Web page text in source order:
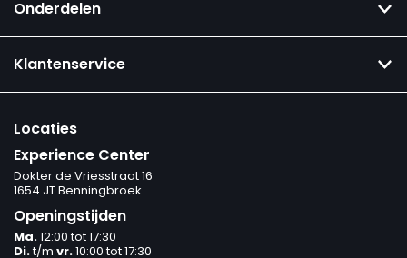
Onderdelen
Klantenservice
Locaties
Experience Center
Dokter de Vriesstraat 16
1654 JT Benningbroek
Openingstijden
Ma.12:00 tot 17:30
Di.t/m vr.10:00 tot 17:30